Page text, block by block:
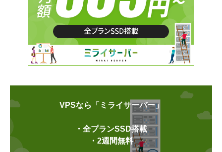
VPSなら「ミライサーバー」
・全プランSSD搭載
・2週間無料